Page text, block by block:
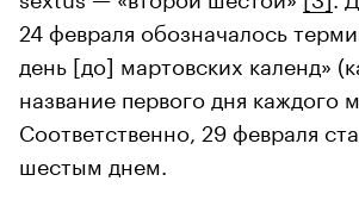
24 февраля обозначалось
день [до] мартовских календ»
название первого дня каждого
Соответственно, 29 февраля
шестым днем.